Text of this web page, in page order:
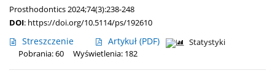
Prosthodontics 2024;74(3):238-248
DOI: https://doi.org/10.5114/ps/192610
Streszczenie Artykuł (PDF)
Statystyki
Pobrania: 60
Wyświetlenia: 182